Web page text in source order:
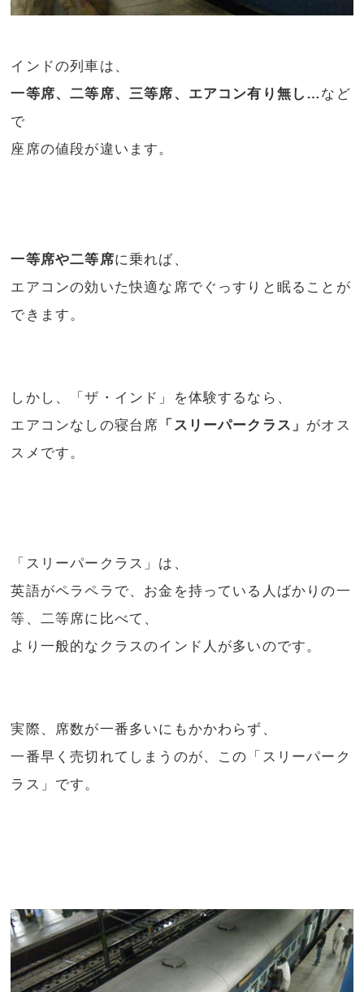
インドの列車は、
一等席、二等席、三等席、エアコン有り無し… など
で
座席の値段が違います。
一等席や二等席に乗れば、
エアコンの効いた快適な席でぐっすりと眠ることが
できます。
しかし、「ザ・インド」を体験するなら、
エアコンなしの寝台席 「スリーパークラス」 がオス
スメです。
「スリーパークラス」は、
英語がペラペラで、お金を持っている人ばかりの一
等、二等席に比べて、
より一般的なクラスのインド人が多いのです。
実際、席数が一番多いにもかかわらず、
一番早く売切れてしまうのが、この「スリーパーク
ラス」です。